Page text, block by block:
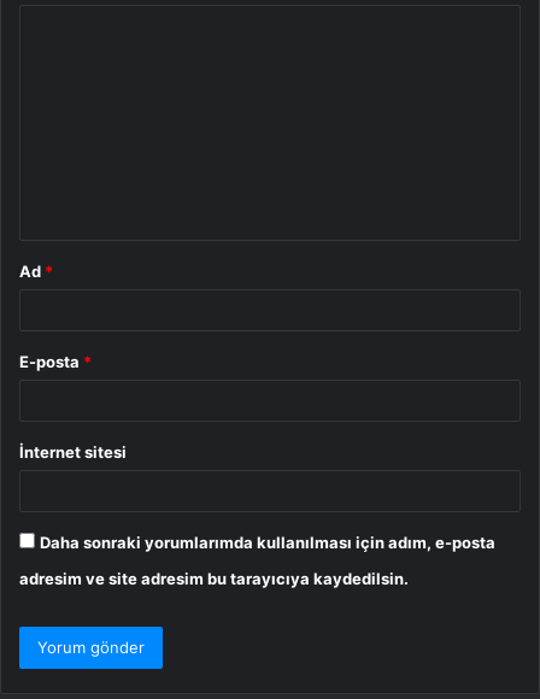
Ad *
E-posta *
İnternet sitesi
Daha sonraki yorumlarımda kullanılması için adım, e-posta
adresim ve site adresim bu tarayıcıya kaydedilsin.